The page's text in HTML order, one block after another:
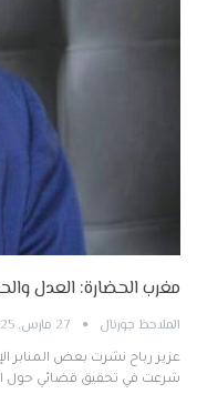
مغرب الحضارة: العدل
الملاحظ جورنال 27 مارس, 2025
عزيز رباح نشرت بعض المنابر
شرعت في تحقيق قضائي حول